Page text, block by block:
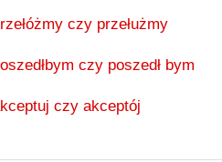
czy przełużmy
czy poszedł bym
czy akceptój